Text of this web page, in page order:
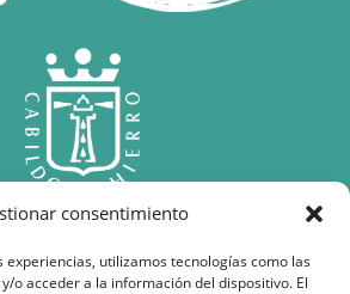
consentimiento
experiencias, utilizamos tecnologías como las
o acceder a la información del dispositivo. El